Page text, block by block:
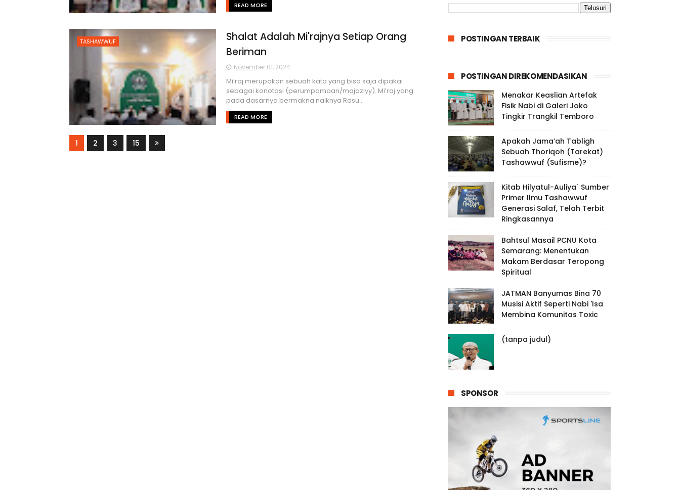
READ MORE
TASHAWWUF
Shalat Adalah Mi'rajnya Setiap Orang
Beriman
November 01, 2024
Mi’raj merupakan sebuah kata yang bisa saja dipakai
sebagai konotasi (perumpamaan/majaziyy). Mi’raj yang
pada dasarnya bermakna naiknya Rasu...
READ MORE
1 2 3 15
POSTINGAN TERBAIK
POSTINGAN DIREKOMENDASIKAN
Menakar Keaslian Artefak
Fisik Nabi di Galeri Joko
Tingkir Trangkil Temboro
Apakah Jama’ah Tabligh
Sebuah Thoriqoh (Tarekat)
Tashawwuf (Sufisme)?
Kitab Hilyatul-Auliya` Sumber
Primer Ilmu Tashawwuf
Generasi Salaf, Telah Terbit
Ringkasannya
Bahtsul Masail PCNU Kota
Semarang: Menentukan
Makam Berdasar Teropong
Spiritual
JATMAN Banyumas Bina 70
Musisi Aktif Seperti Nabi 'Isa
Membina Komunitas Toxic
(tanpa judul)
SPONSOR